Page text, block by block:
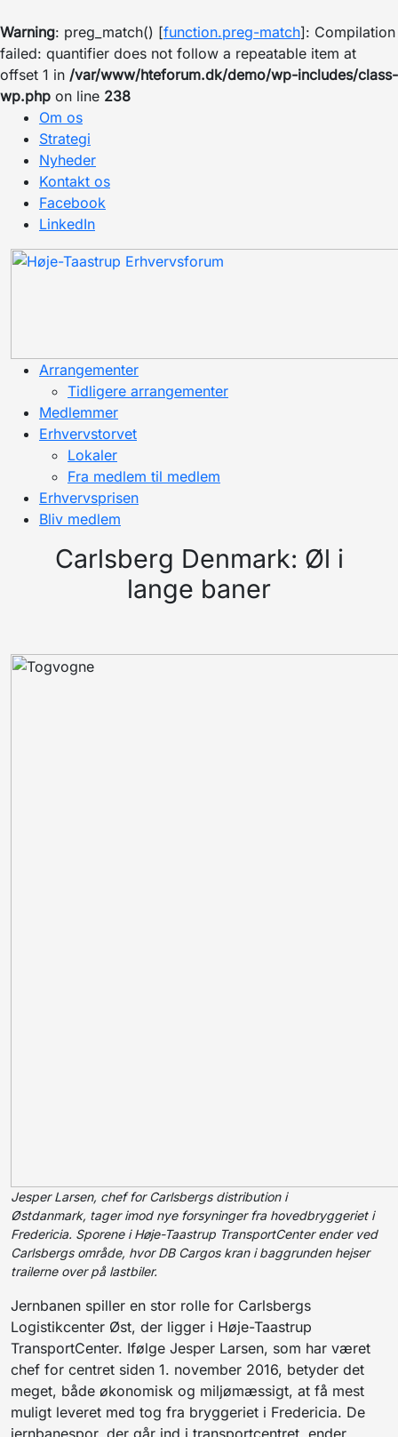
Warning: preg_match() [function.preg-match]: Compilation
failed: quantifier does not follow a repeatable item at
offset 1 in /var/www/hteforum.dk/demo/wp-includes/class-
wp.php on line 238
Om os
Strategi
Nyheder
Kontakt os
Facebook
LinkedIn
Arrangementer
Tidligere arrangementer
Medlemmer
Erhvervstorvet
Lokaler
Fra medlem til medlem
Erhvervsprisen
Bliv medlem
Carlsberg Denmark: Øl i
lange baner
Jesper Larsen, chef for Carlsbergs distribution i
Østdanmark, tager imod nye forsyninger fra hovedbryggeriet i
Fredericia. Sporene i Høje-Taastrup TransportCenter ender ved
Carlsbergs område, hvor DB Cargos kran i baggrunden hejser
trailerne over på lastbiler.
Jernbanen spiller en stor rolle for Carlsbergs
Logistikcenter Øst, der ligger i Høje-Taastrup
TransportCenter. Ifølge Jesper Larsen, som har været
chef for centret siden 1. november 2016, betyder det
meget, både økonomisk og miljømæssigt, at få mest
muligt leveret med tog fra bryggeriet i Fredericia. De
jernbanespor, der går ind i transportcentret, ender